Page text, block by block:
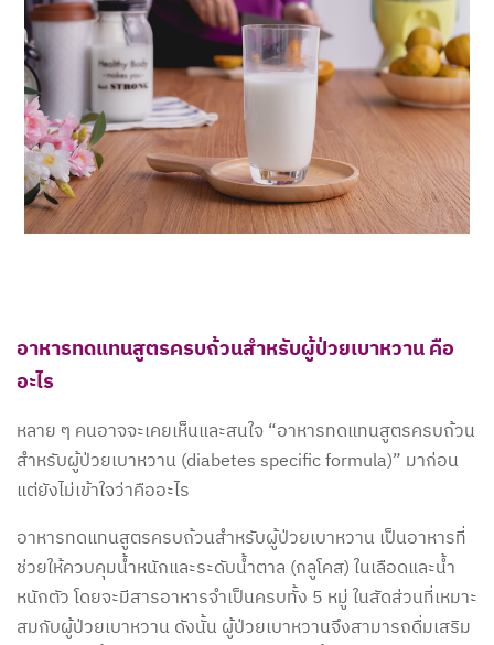
อาหารทดแทนสูตรครบถ้วนสำหรับผู้ป่วยเบาหวาน คือ
อะไร
หลาย ๆ คนอาจจะเคยเห็นและสนใจ “อาหารทดแทนสูตรครบถ้วน
สำหรับผู้ป่วยเบาหวาน (diabetes specific formula)” มาก่อน
แต่ยังไม่เข้าใจว่าคืออะไร
อาหารทดแทนสูตรครบถ้วนสำหรับผู้ป่วยเบาหวาน เป็นอาหารที่
ช่วยให้ควบคุมน้ำหนักและระดับน้ำตาล (กลูโคส) ในเลือดและน้ำ
หนักตัว โดยจะมีสารอาหารจำเป็นครบทั้ง 5 หมู่ ในสัดส่วนที่เหมาะ
สมกับผู้ป่วยเบาหวาน ดังนั้น ผู้ป่วยเบาหวานจึงสามารถดื่มเสริม